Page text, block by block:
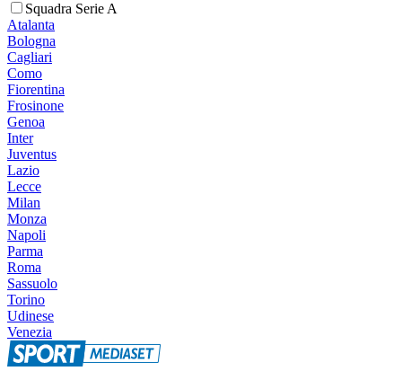
Squadra Serie A
Atalanta
Bologna
Cagliari
Como
Fiorentina
Frosinone
Genoa
Inter
Juventus
Lazio
Lecce
Milan
Monza
Napoli
Parma
Roma
Sassuolo
Torino
Udinese
Venezia